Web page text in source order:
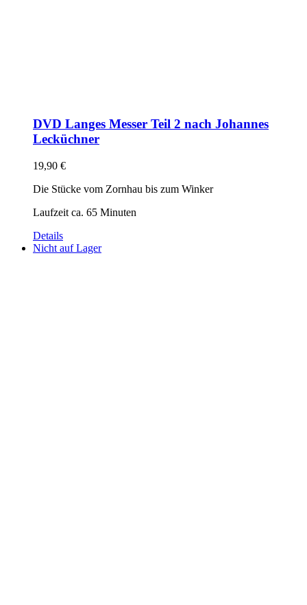
DVD Langes Messer Teil 2 nach Johannes
Lecküchner
19,90 €
Die Stücke vom Zornhau bis zum Winker
Laufzeit ca. 65 Minuten
Details
Nicht auf Lager